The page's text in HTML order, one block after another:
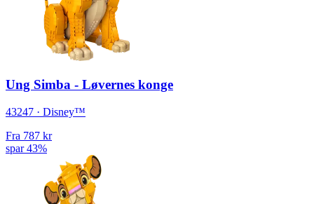
Ung Simba - Løvernes konge
43247 · Disney™
Fra 787 kr
spar 43%